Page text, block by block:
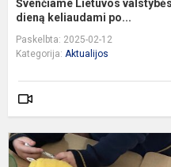
Švenčiame Lietuvos
dieną keliaudami po...
Paskelbta: 2025-02-12
Kategorija: Aktualijos